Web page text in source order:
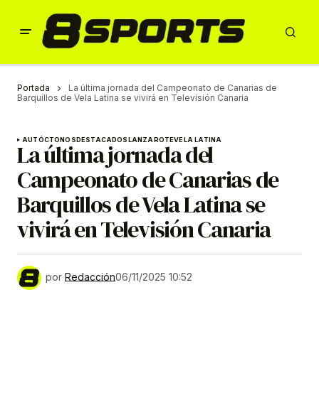
Portada
La última jornada del Campeonato de Canarias de
Barquillos de Vela Latina se vivirá en Televisión Canaria
AUTÓCTONOSDESTACADOSLANZAROTEVELA LATINA
La última jornada del
Campeonato de Canarias de
Barquillos de Vela Latina se
vivirá en Televisión Canaria
por Redacción06/11/2025 10:52